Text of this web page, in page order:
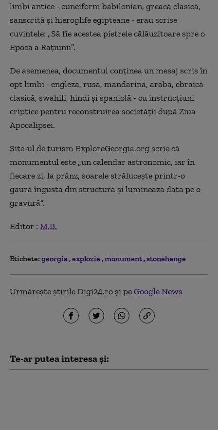
limbi antice - cuneiform babilonian, greacă clasică,
sanscrită și hieroglife egipteane - erau scrise
cuvintele: „Să fie acestea pietrele călăuzitoare spre o
Epocă a Rațiunii”.
De asemenea, documentul conținea un mesaj scris în
opt limbi - engleză, rusă, mandarină, arabă, ebraică
clasică, swahili, hindi și spaniolă - cu instrucțiuni
criptice pentru reconstruirea societății după Ziua
Apocalipsei.
Site-ul de turism ExploreGeorgia.org scrie că
monumentul este „un calendar astronomic, iar în
fiecare zi, la prânz, soarele strălucește printr-o
gaură îngustă din structură și luminează data pe o
gravură”.
Editor : M.B.
Etichete: georgia explozie monument stonehenge
Urmărește știrile Digi24.ro și peGoogle News
Te-ar putea interesa și: